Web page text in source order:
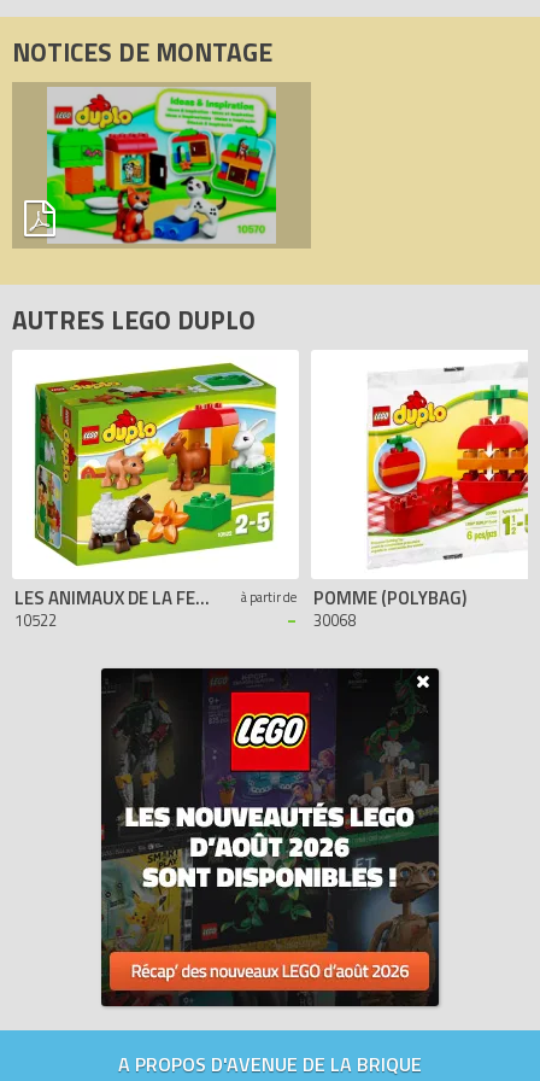
NOTICES DE MONTAGE
AUTRES LEGO DUPLO
LES ANIMAUX DE LA FERME
10522
à partir de
-
POMME (POLYBAG)
30068
A PROPOS D'AVENUE DE LA BRIQUE